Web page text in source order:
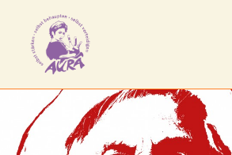
AURA
Nürnberg
e.V.